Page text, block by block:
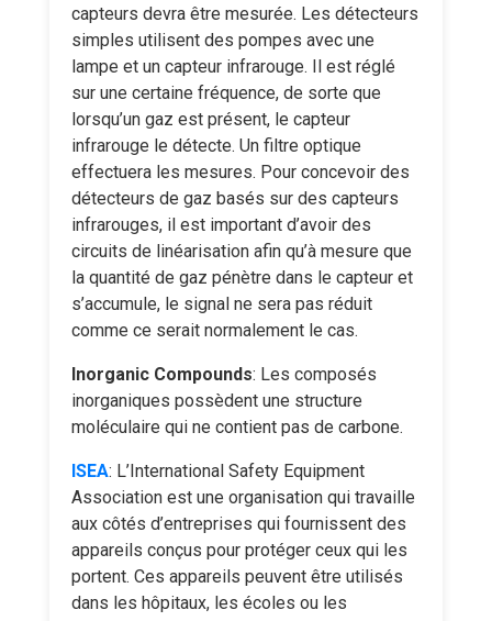
capteurs devra être mesurée. Les détecteurs
simples utilisent des pompes avec une
lampe et un capteur infrarouge. Il est réglé
sur une certaine fréquence, de sorte que
lorsqu’un gaz est présent, le capteur
infrarouge le détecte. Un filtre optique
effectuera les mesures. Pour concevoir des
détecteurs de gaz basés sur des capteurs
infrarouges, il est important d’avoir des
circuits de linéarisation afin qu’à mesure que
la quantité de gaz pénètre dans le capteur et
s’accumule, le signal ne sera pas réduit
comme ce serait normalement le cas.
Inorganic Compounds: Les composés
inorganiques possèdent une structure
moléculaire qui ne contient pas de carbone.
ISEA: L’International Safety Equipment
Association est une organisation qui travaille
aux côtés d’entreprises qui fournissent des
appareils conçus pour protéger ceux qui les
portent. Ces appareils peuvent être utilisés
dans les hôpitaux, les écoles ou les